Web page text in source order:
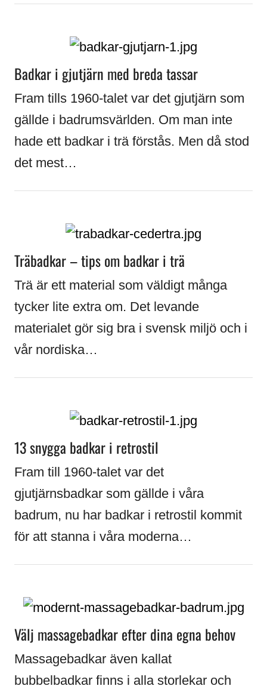
Badkar i gjutjärn med breda tassar
Fram tills 1960-talet var det gjutjärn som
gällde i badrumsvärlden. Om man inte
hade ett badkar i trä förstås. Men då stod
det mest…
Träbadkar – tips om badkar i trä
Trä är ett material som väldigt många
tycker lite extra om. Det levande
materialet gör sig bra i svensk miljö och i
vår nordiska…
13 snygga badkar i retrostil
Fram till 1960-talet var det
gjutjärnsbadkar som gällde i våra
badrum, nu har badkar i retrostil kommit
för att stanna i våra moderna…
Välj massagebadkar efter dina egna behov
Massagebadkar även kallat
bubbelbadkar finns i alla storlekar och